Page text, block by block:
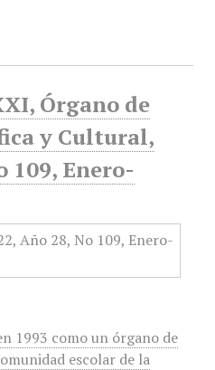
Órgano de
y Cultural,
109, Enero-
1993 como un órgano de
escolar de la